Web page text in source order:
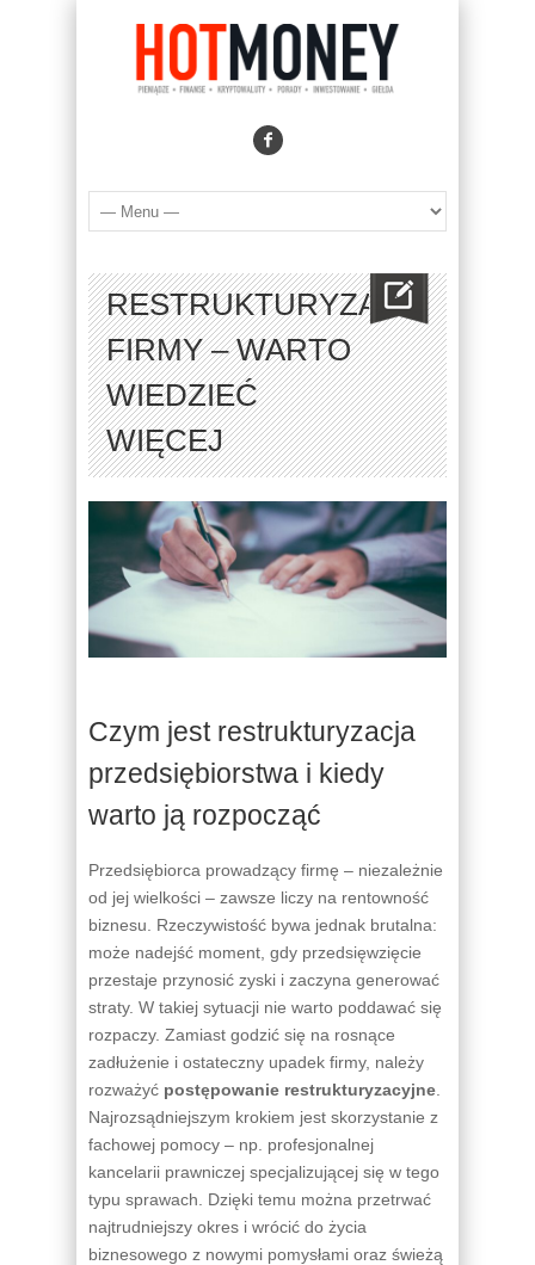
RESTRUKTURYZACJA
FIRMY – WARTO
WIEDZIEĆ
WIĘCEJ
Czym jest restrukturyzacja
przedsiębiorstwa i kiedy
warto ją rozpocząć
Przedsiębiorca prowadzący firmę – niezależnie
od jej wielkości – zawsze liczy na rentowność
biznesu. Rzeczywistość bywa jednak brutalna:
może nadejść moment, gdy przedsięwzięcie
przestaje przynosić zyski i zaczyna generować
straty. W takiej sytuacji nie warto poddawać się
rozpaczy. Zamiast godzić się na rosnące
zadłużenie i ostateczny upadek firmy, należy
rozważyć postępowanie restrukturyzacyjne
Najrozsądniejszym krokiem jest skorzystanie z
fachowej pomocy – np. profesjonalnej
kancelarii prawniczej specjalizującej się w tego
typu sprawach. Dzięki temu można przetrwać
najtrudniejszy okres i wrócić do życia
biznesowego z nowymi pomysłami oraz świeżą